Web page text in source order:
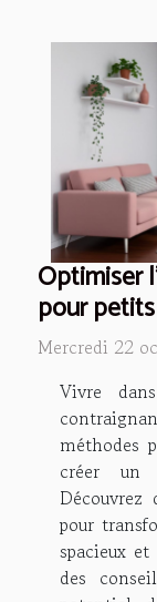
Optimiser
pour
Mercredi 22
Vivre
méthodes
créer un
Découvrez
pour
spacieux
des